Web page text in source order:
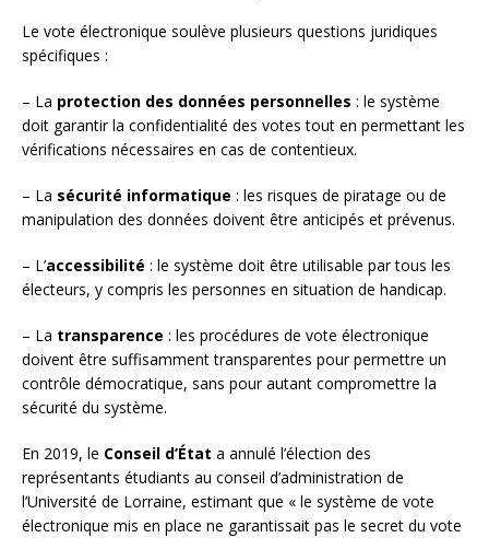
Le vote électronique soulève plusieurs questions juridiques
spécifiques :
– La protection des données personnelles : le système
doit garantir la confidentialité des votes tout en permettant les
vérifications nécessaires en cas de contentieux.
– La sécurité informatique : les risques de piratage ou de
manipulation des données doivent être anticipés et prévenus.
– L’accessibilité : le système doit être utilisable par tous les
électeurs, y compris les personnes en situation de handicap.
– La transparence : les procédures de vote électronique
doivent être suffisamment transparentes pour permettre un
contrôle démocratique, sans pour autant compromettre la
sécurité du système.
En 2019, le Conseil d’État a annulé l’élection des
représentants étudiants au conseil d’administration de
l’Université de Lorraine, estimant que « le système de vote
électronique mis en place ne garantissait pas le secret du vote